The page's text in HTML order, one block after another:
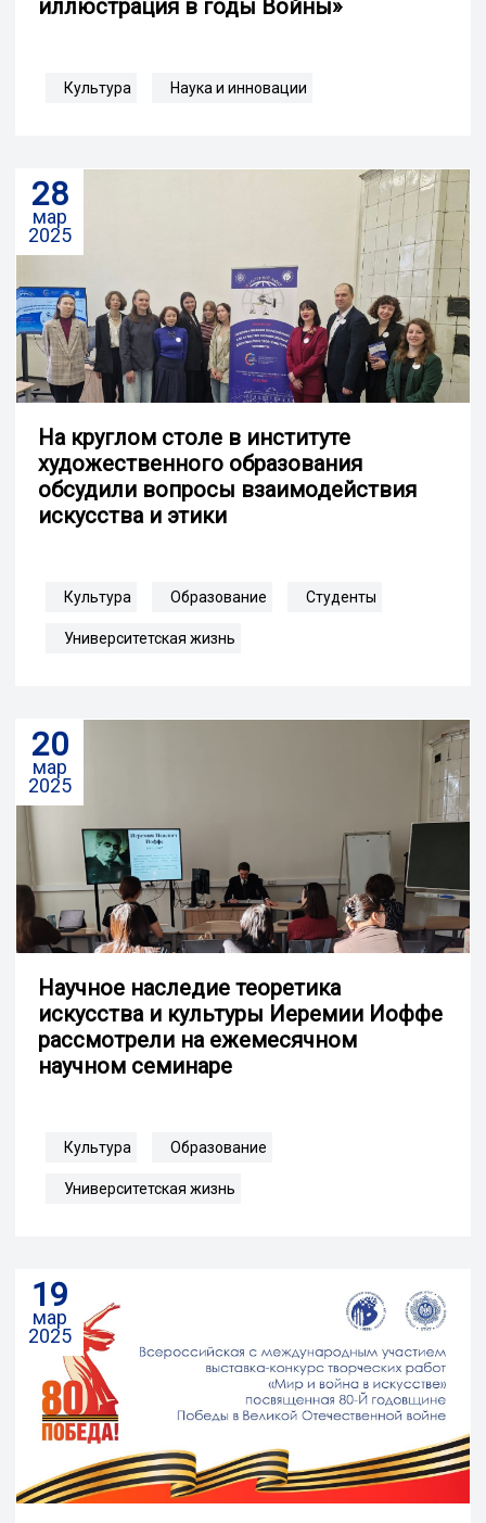
иллюстрация в годы Войны»
Культура Наука и инновации
28
мар
2025
На круглом столе в институте
художественного образования
обсудили вопросы взаимодействия
искусства и этики
Культура Образование Студенты
Университетская жизнь
20
мар
2025
Научное наследие теоретика
искусства и культуры Иеремии Иоффе
рассмотрели на ежемесячном
научном семинаре
Культура Образование
Университетская жизнь
19
мар
2025